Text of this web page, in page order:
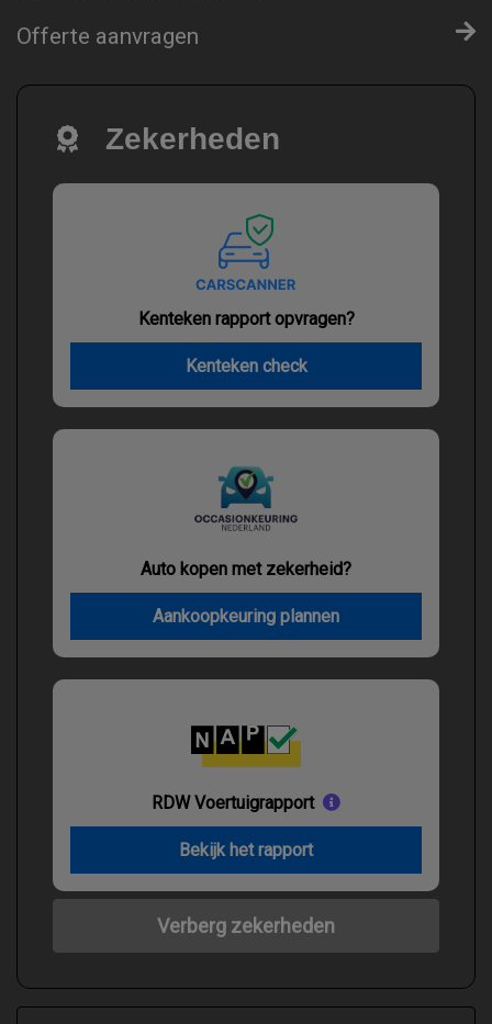
Offerte aanvragen
Zekerheden
Kenteken rapport opvragen?
Kenteken check
Auto kopen met zekerheid?
Aankoopkeuring plannen
RDW Voertuigrapport
Bekijk het rapport
Verberg zekerheden